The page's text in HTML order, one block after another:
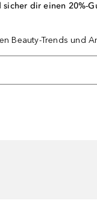
dir einen 20%-
Beauty-Trends und